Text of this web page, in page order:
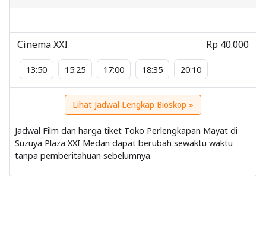
Cinema XXI
13:50 15:25 17:00 18:35 20:10
Rp 40.000
Lihat Jadwal Lengkap Bioskop »
Jadwal Film dan harga tiket Toko Perlengkapan Mayat di
Suzuya Plaza XXI Medan dapat berubah sewaktu waktu
tanpa pemberitahuan sebelumnya.